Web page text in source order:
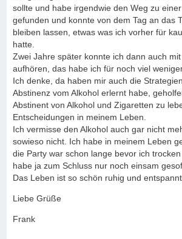
sollte und habe irgendwie den Weg zu
gefunden und konnte von dem Tag an das
bleiben lassen, etwas was ich vorher für
hatte.
Zwei Jahre später konnte ich dann auch
aufhören, das habe ich für noch viel
Ich denke, da haben mir auch die
Abstinenz vom Alkohol erlernt habe,
Abstinent von Alkohol und Zigaretten zu
Entscheidungen in meinem Leben.
Ich vermisse den Alkohol auch gar nicht
sowieso nicht. Ich habe in meinem Leben
die Party war schon lange bevor ich
habe ja zum Schluss nur noch einsam
Das Leben ist so schön ruhig und
Liebe Grüße
Frank